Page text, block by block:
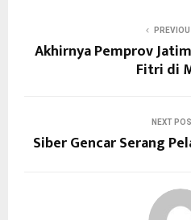
Akhirnya Pemprov
Fitri di
NEXT
Siber Gencar Serang